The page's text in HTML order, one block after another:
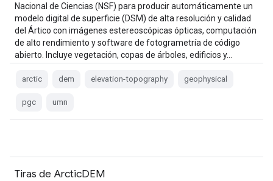
Nacional de Ciencias (NSF) para producir automáticamente un
modelo digital de superficie (DSM) de alta resolución y calidad
del Ártico con imágenes estereoscópicas ópticas, computación
de alto rendimiento y software de fotogrametría de código
abierto. Incluye vegetación, copas de árboles, edificios y…
arctic dem elevation-topography geophysical
pgc umn
Tiras de ArcticDEM